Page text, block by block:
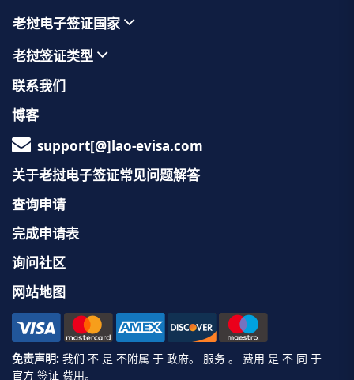
老挝电子签证国家
老挝签证类型
联系我们
博客
support[@]lao-evisa.com
关于老挝电子签证常见问题解答
查询申请
完成申请表
询问社区
网站地图